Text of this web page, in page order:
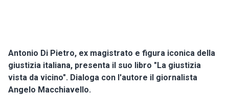
Antonio Di Pietro, ex magistrato e figura iconica della
giustizia italiana, presenta il suo libro "La giustizia
vista da vicino". Dialoga con l'autore il giornalista
Angelo Macchiavello.